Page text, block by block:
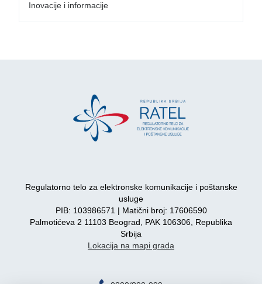
Inovacije i informacije
Regulatorno telo za elektronske komunikacije i poštanske
usluge
PIB: 103986571 | Matični broj: 17606590
Palmotićeva 2 11103 Beograd, PAK 106306, Republika
Srbija
Lokacija na mapi grada